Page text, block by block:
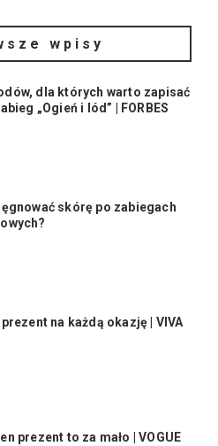
wpisy
dla których warto zapisać
„Ogień i lód” | FORBES
skórę po zabiegach
prezent na każdą okazję | VIVA
prezent to za mało | VOGUE